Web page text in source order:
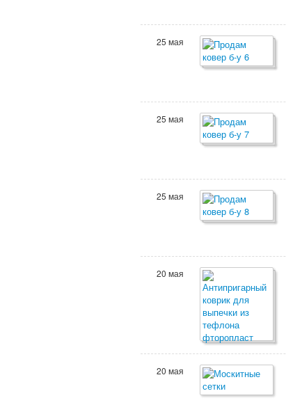
25 мая
25 мая
25 мая
20 мая
20 мая